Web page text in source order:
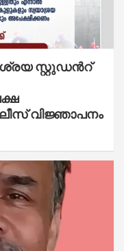
സ്റ്റുഡന്‍റ്
വിജ്ഞാപനം